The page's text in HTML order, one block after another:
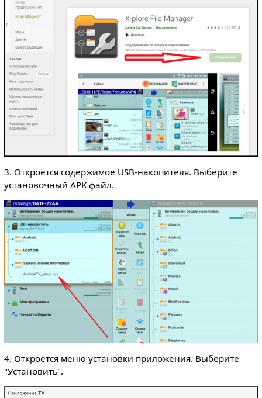
3. Откроется содержимое USB-накопителя. Выберите
установочный APK файл.
4. Откроется меню установки приложения. Выберите
"Установить".